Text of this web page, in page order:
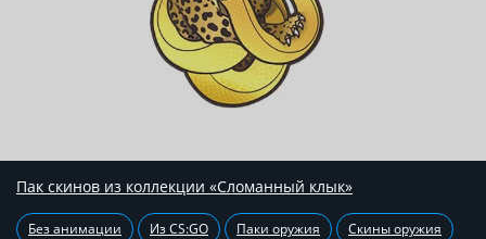
Пак скинов из коллекции «Сломанный клык»
Без анимации Из CS:GO Паки оружия Скины оружия